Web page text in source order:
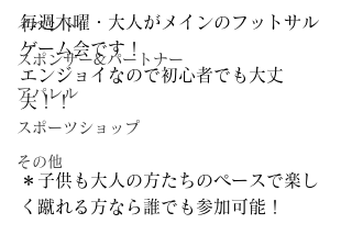
イベント
スポンサー&パートナー
アパレル
スポーツショップ
その他
毎週木曜・大人がメインのフットサル
ゲーム会です！
エンジョイなので初心者でも大丈
夫！！
＊子供も大人の方たちのペースで楽し
く蹴れる方なら誰でも参加可能！